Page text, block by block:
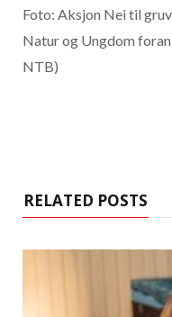
Foto: Aksjon Nei til
Natur og Ungdom
NTB)
RELATED POSTS